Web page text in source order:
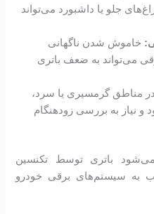
جلو یا داشبورد می‌تواند
خاموش شدن ناگهانی
می‌تواند به ضعف باتری
در مناطق گرمسیری یا سرد،
نیاز به بررسی زودهنگام
می‌شود باتری توسط تکنسین
به سیستم‌های برقی خودرو